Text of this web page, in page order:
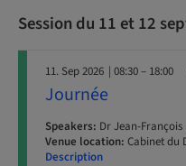
Session du 11 et 12
11. Sep 2026 | 08:30 – 18:00
Journée
Speakers: Dr Jean-
Venue location: Cabinet du
Description